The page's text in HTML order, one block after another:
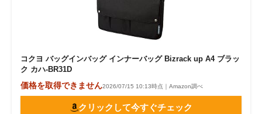
コクヨ バッグインバッグ インナーバッグ Bizrack up A4 ブラッ
ク カハ-BR31D
価格を取得できません2026/07/15 10:13時点｜Amazon調べ
クリックして今すぐチェック